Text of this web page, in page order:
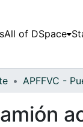
All of DSpace